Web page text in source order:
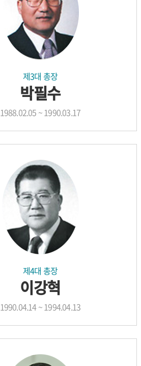
제3대 총장
박필수
1988.02.05 ~ 1990.03.17
제4대 총장
이강혁
1990.04.14 ~ 1994.04.13